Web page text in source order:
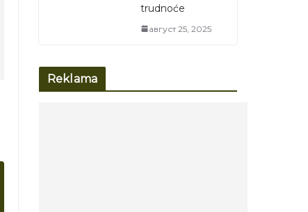
trudnoće
август 25, 2025
Reklama